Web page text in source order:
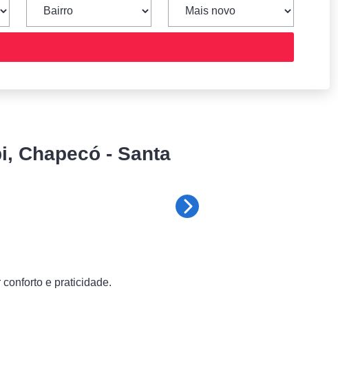
Chapecó - Santa
e praticidade.